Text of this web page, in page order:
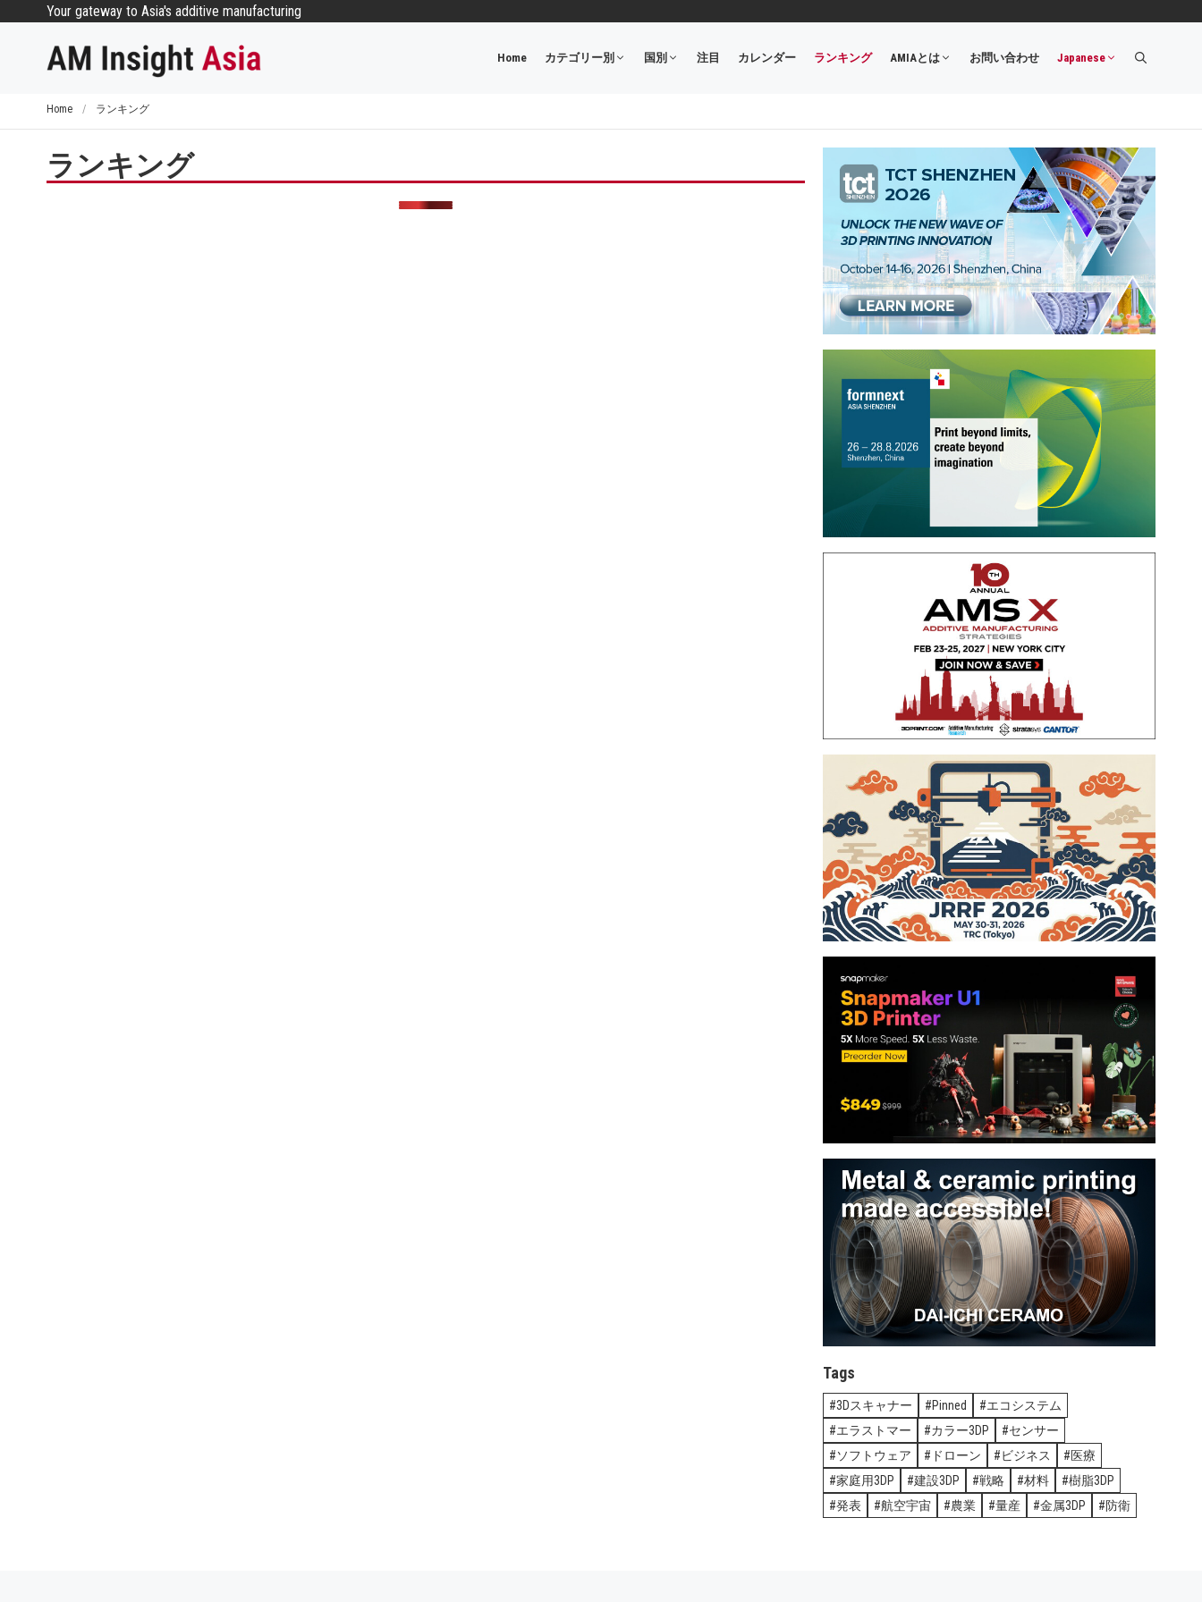
Your gateway to Asia's additive manufacturing
Home カテゴリー別 国別 注目 カレンダー ランキング AMIAとは お問い合わせ Japanese
Home / ランキング
ランキング
Tags
3Dスキャナー Pinned
エコシステム
エラストマー
カラー3DP
センサー
ソフトウェア
ドローン ビジネス
医療
家庭用3DP
建設3DP 戦略 材料
樹脂3DP
発表
航空宇宙 農業 量産 金属3DP 防衛